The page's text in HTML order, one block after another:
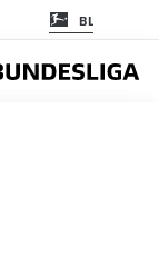
BL